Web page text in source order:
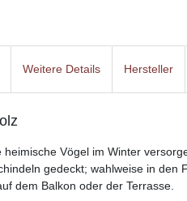
Weitere Details Hersteller
Vögel im Winter
gedeckt; wahlweise in
dem Balkon oder der Terrasse.